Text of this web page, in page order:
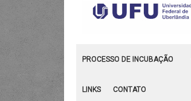
PROCESSO DE INCUBAÇÃO
LINKS CONTATO